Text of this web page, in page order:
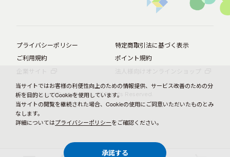
プライバシーポリシー
特定商取引法に基づく表示
ご利用規約
ポイント規約
© BørneLund Corporation. All Rights Reserved.
当サイトではお客様の利便性向上のための情報提供、サービス改善のための分
析を目的としてCookieを使用しています。
当サイトの閲覧を継続された場合、Cookieの使用にご同意いただいたものとみ
なします。
詳細についてはプライバシーポリシーをご確認ください。
承諾する